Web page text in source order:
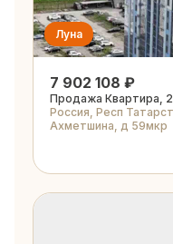
Луна
7 902 108 ₽
Продажа Квартира,
Россия, Респ
Ахметшина, д 59мкр